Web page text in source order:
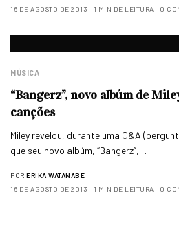
16 DE AGOSTO DE 2013
1 MIN DE LEITURA 0
MÚSICA
“Bangerz”, novo albúm de
canções
Miley revelou, durante uma Q&A
que seu novo albúm, “Bangerz”,…
POR ÉRIKA WATANABE
16 DE AGOSTO DE 2013
1 MIN DE LEITURA 0